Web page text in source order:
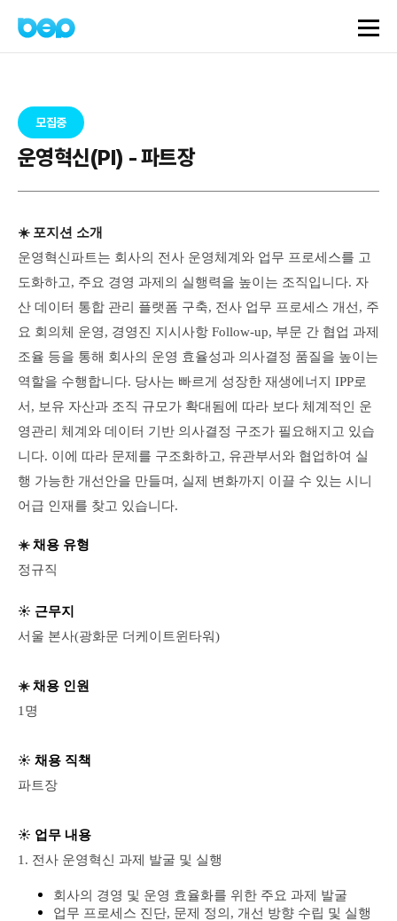
모집중
운영혁신(PI) - 파트장
☀️ 포지션 소개
운영혁신파트는 회사의 전사 운영체계와 업무 프로세스를 고
도화하고, 주요 경영 과제의 실행력을 높이는 조직입니다. 자
산 데이터 통합 관리 플랫폼 구축, 전사 업무 프로세스 개선, 주
요 회의체 운영, 경영진 지시사항 Follow-up, 부문 간 협업 과제
조율 등을 통해 회사의 운영 효율성과 의사결정 품질을 높이는
역할을 수행합니다. 당사는 빠르게 성장한 재생에너지 IPP로
서, 보유 자산과 조직 규모가 확대됨에 따라 보다 체계적인 운
영관리 체계와 데이터 기반 의사결정 구조가 필요해지고 있습
니다. 이에 따라 문제를 구조화하고, 유관부서와 협업하여 실
행 가능한 개선안을 만들며, 실제 변화까지 이끌 수 있는 시니
어급 인재를 찾고 있습니다.
☀️채용 유형
정규직
☀️ 근무지
서울 본사(광화문 더케이트윈타워)
☀️채용 인원
1명
☀️ 채용 직책
파트장
☀️ 업무 내용
1. 전사 운영혁신 과제 발굴 및 실행
회사의 경영 및 운영 효율화를 위한 주요 과제 발굴
업무 프로세스 진단, 문제 정의, 개선 방향 수립 및 실행